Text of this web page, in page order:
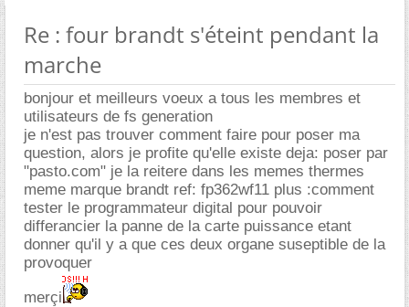
Re : four brandt s'éteint pendant la
marche
bonjour et meilleurs voeux a tous les membres et
utilisateurs de fs generation
je n'est pas trouver comment faire pour poser ma
question, alors je profite qu'elle existe deja: poser par
"pasto.com" je la reitere dans les memes thermes
meme marque brandt ref: fp362wf11 plus :comment
tester le programmateur digital pour pouvoir
differancier la panne de la carte puissance etant
donner qu'il y a que ces deux organe suseptible de la
provoquer
merçi